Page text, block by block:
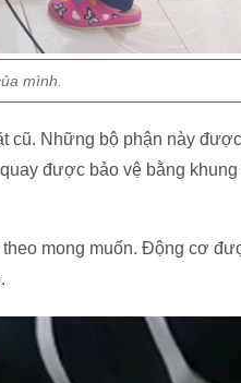
mình.
cũ. Những bộ phận này được
được bảo vệ bằng khung
theo mong muốn. Động cơ